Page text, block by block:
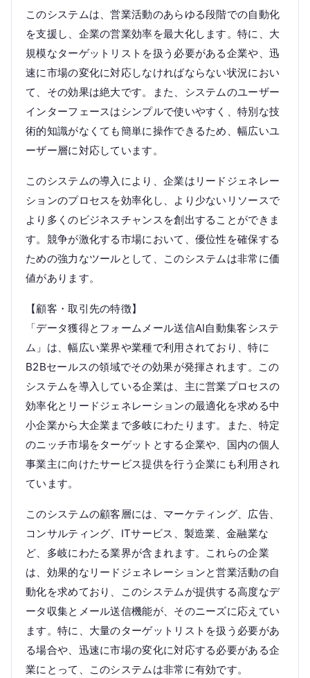
このシステムは、営業活動のあらゆる段階での自動化
を支援し、企業の営業効率を最大化します。特に、大
規模なターゲットリストを扱う必要がある企業や、迅
速に市場の変化に対応しなければならない状況におい
て、その効果は絶大です。また、システムのユーザー
インターフェースはシンプルで使いやすく、特別な技
術的知識がなくても簡単に操作できるため、幅広いユ
ーザー層に対応しています。
このシステムの導入により、企業はリードジェネレー
ションのプロセスを効率化し、より少ないリソースで
より多くのビジネスチャンスを創出することができま
す。競争が激化する市場において、優位性を確保する
ための強力なツールとして、このシステムは非常に価
値があります。
【顧客・取引先の特徴】
「データ獲得とフォームメール送信AI自動集客システ
ム」は、幅広い業界や業種で利用されており、特に
B2Bセールスの領域でその効果が発揮されます。この
システムを導入している企業は、主に営業プロセスの
効率化とリードジェネレーションの最適化を求める中
小企業から大企業まで多岐にわたります。また、特定
のニッチ市場をターゲットとする企業や、国内の個人
事業主に向けたサービス提供を行う企業にも利用され
ています。
このシステムの顧客層には、マーケティング、広告、
コンサルティング、ITサービス、製造業、金融業な
ど、多岐にわたる業界が含まれます。これらの企業
は、効果的なリードジェネレーションと営業活動の自
動化を求めており、このシステムが提供する高度なデ
ータ収集とメール送信機能が、そのニーズに応えてい
ます。特に、大量のターゲットリストを扱う必要があ
る場合や、迅速に市場の変化に対応する必要がある企
業にとって、このシステムは非常に有効です。